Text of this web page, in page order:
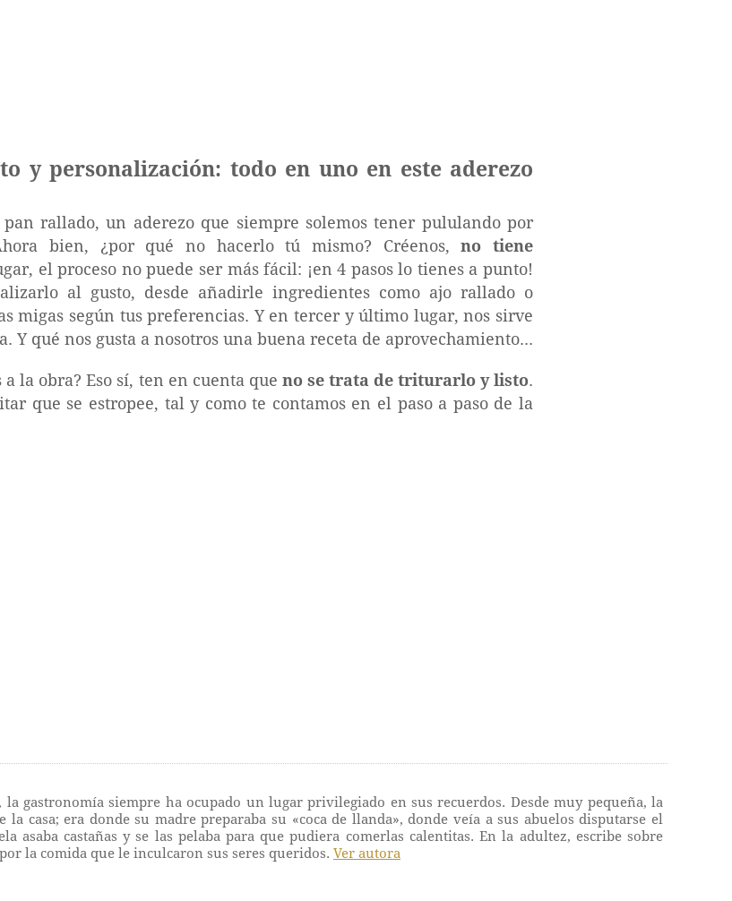
y personalización: todo en uno en este aderezo
rallado, un aderezo que siempre solemos tener pululando por
bien, ¿por qué no hacerlo tú mismo? Créenos,no tiene
el proceso no puede ser más fácil: ¡en 4 pasos lo tienes a punto!
al gusto, desde añadirle ingredientes como ajo rallado o
migas según tus preferencias. Y en tercer y último lugar, nos sirve
Y qué nos gusta a nosotros una buena receta de aprovechamiento...
la obra? Eso sí, ten en cuenta que no se trata de triturarlo y listo.
que se estropee, tal y como te contamos en el paso a paso de la
gastronomía siempre ha ocupado un lugar privilegiado en sus recuerdos. Desde muy pequeña, la
la casa; era donde su madre preparaba su «coca de llanda», donde veía a sus abuelos disputarse el
asaba castañas y se las pelaba para que pudiera comerlas calentitas. En la adultez, escribe sobre
la comida que le inculcaron sus seres queridos. Ver autora